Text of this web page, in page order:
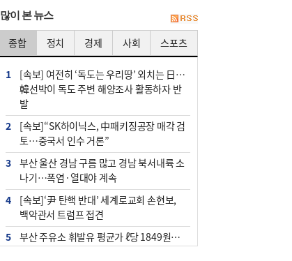
많이 본 뉴스
종합 정치 경제 사회 스포츠
1
[속보] 여전히 ‘독도는 우리땅’ 외치는 日…
韓선박이 독도 주변 해양조사 활동하자 반
발
2
[속보]“SK하이닉스, 中패키징공장 매각 검
토…중국서 인수 거론”
3
부산 울산 경남 구름 많고 경남 북서내륙 소
나기…폭염·열대야 계속
4
[속보]‘尹 탄핵 반대’ 세계로교회 손현보,
백악관서 트럼프 접견
5
부산 주유소 휘발유 평균가 ℓ당 1849원…